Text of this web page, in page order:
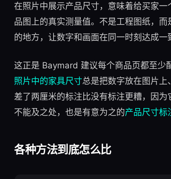
在照片中展示产品尺寸，意味着给买家
品图上的真实测量值。不是工程图纸，
的地方，让数字和画面在同一时刻达成一
这正是 Baymard 建议每个商品页都至少
照片中的家具尺寸总是把数字放在图片
差了两厘米的标注比没有标注更糟，因
不能及之处，也是有意为之的产品尺寸标
各种方法到底怎么比